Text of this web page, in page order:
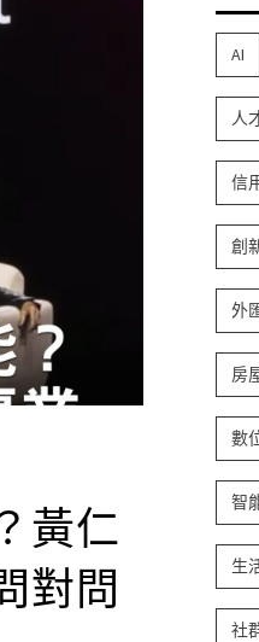
黃仁
對問
AI
人
信
創
外
房
數
智
生
社